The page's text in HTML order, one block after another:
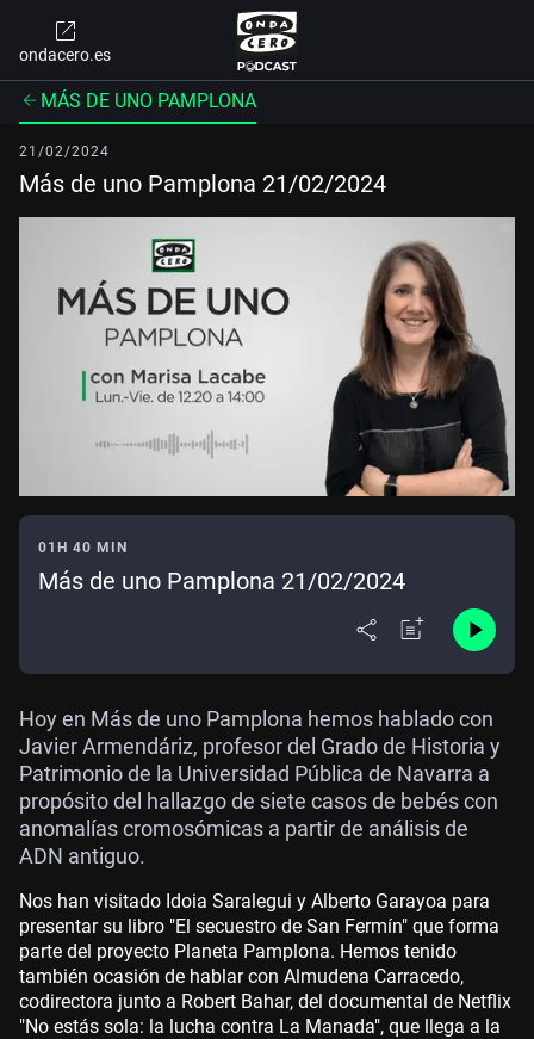
ondacero.es
MÁS DE UNO PAMPLONA
21/02/2024
Más de uno Pamplona 21/02/2024
01H 40 MIN
Más de uno Pamplona 21/02/2024
Hoy en Más de uno Pamplona hemos hablado con
Javier Armendáriz, profesor del Grado de Historia y
Patrimonio de la Universidad Pública de Navarra a
propósito del hallazgo de siete casos de bebés con
anomalías cromosómicas a partir de análisis de
ADN antiguo.
Nos han visitado Idoia Saralegui y Alberto Garayoa para
presentar su libro "El secuestro de San Fermín" que forma
parte del proyecto Planeta Pamplona. Hemos tenido
también ocasión de hablar con Almudena Carracedo,
codirectora junto a Robert Bahar, del documental de Netflix
"No estás sola: la lucha contra La Manada", que llega a la